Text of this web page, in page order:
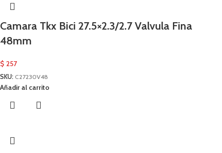
Camara Tkx Bici 27.5×2.3/2.7 Valvula Fina
48mm
$ 257
SKU: C27230V48
Añadir al carrito